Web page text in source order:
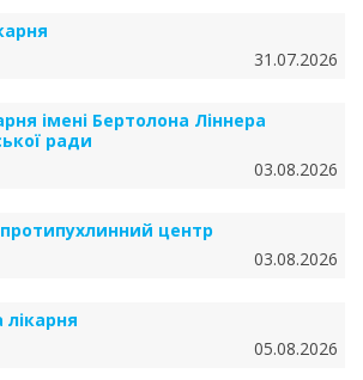
31.07.2026
імені Бертолона Ліннера
ради
03.08.2026
центр
03.08.2026
05.08.2026